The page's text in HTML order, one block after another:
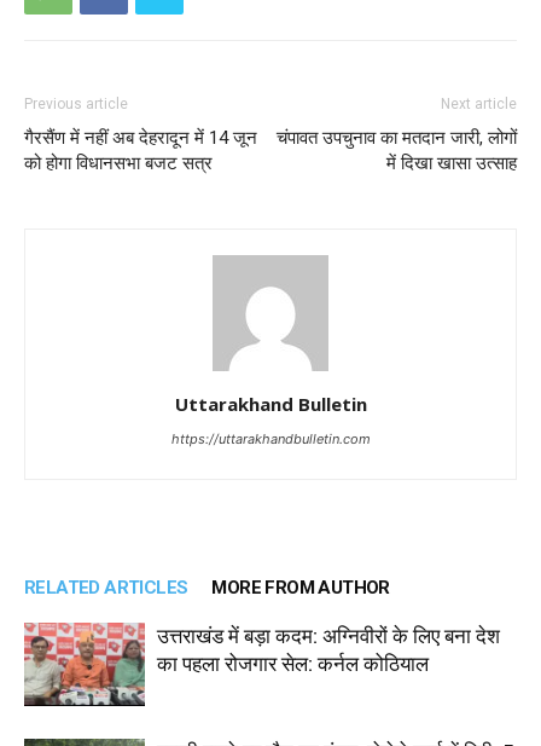
Previous article
गैरसैंण में नहीं अब देहरादून में 14 जून
को होगा विधानसभा बजट सत्र
Next article
चंपावत उपचुनाव का मतदान जारी, लोगों
में दिखा खासा उत्साह
Uttarakhand Bulletin
https://uttarakhandbulletin.com
RELATED ARTICLES MORE FROM AUTHOR
उत्तराखंड में बड़ा कदम: अग्निवीरों के लिए बना देश
का पहला रोजगार सेल: कर्नल कोठियाल